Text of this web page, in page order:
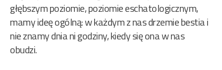
głębszym poziomie, poziomie eschatologicznym,
mamy ideę ogólną: w każdym z nas drzemie bestia i
nie znamy dnia ni godziny, kiedy się ona w nas
obudzi.